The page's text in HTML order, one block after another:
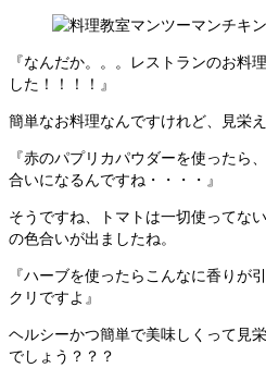
『なんだか。。。レストランのお料
した！！！！』
簡単なお料理なんですけれど、見栄
『赤のパプリカパウダーを使ったら
合いになるんですね・・・・』
そうですね、トマトは一切使ってな
の色合いが出ましたね。
『ハーブを使ったらこんなに香りが
クリですよ』
ヘルシーかつ簡単で美味しくって見
でしょう？？？